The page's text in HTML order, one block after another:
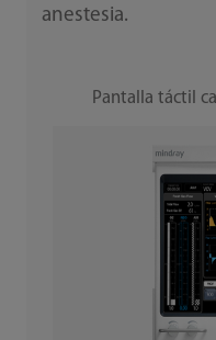
anestesia.
Pantalla táctil